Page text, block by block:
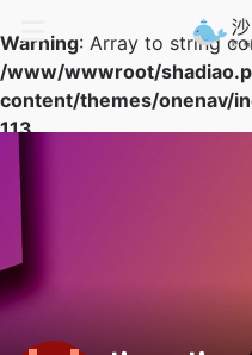
Warning: Array to string
/www/wwwroot/
content/themes/onenav/
113